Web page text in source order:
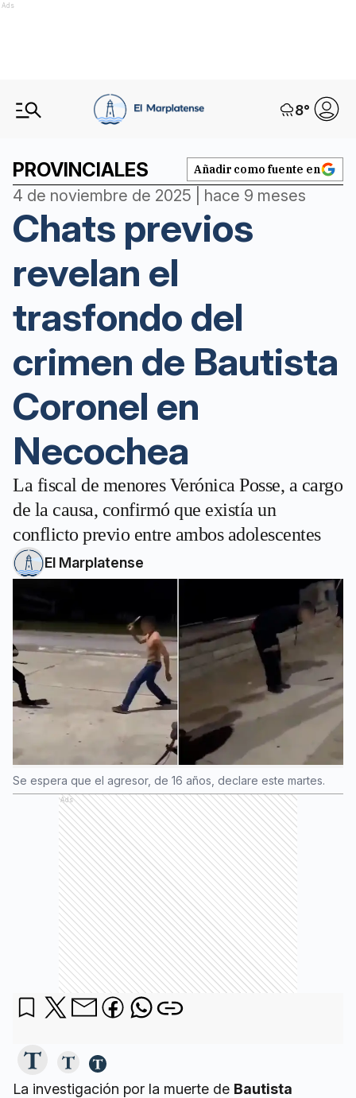
Ads
8°
PROVINCIALES Añadir como fuente en
4 de noviembre de 2025 | hace 9 meses
Chats previos
revelan el
trasfondo del
crimen de Bautista
Coronel en
Necochea
La fiscal de menores Verónica Posse, a cargo
de la causa, confirmó que existía un
conflicto previo entre ambos adolescentes
El Marplatense
Se espera que el agresor, de 16 años, declare este martes.
Ads
La investigación por la muerte de Bautista